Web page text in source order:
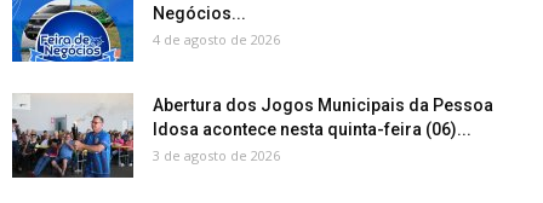
Negócios...
4 de agosto de 2026
Abertura dos Jogos Municipais da Pessoa
Idosa acontece nesta quinta-feira (06)...
3 de agosto de 2026